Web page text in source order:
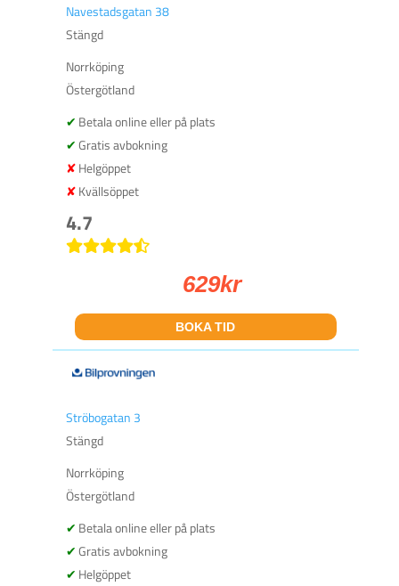
Navestadsgatan 38
Stängd
Norrköping
Östergötland
Betala online eller på plats
Gratis avbokning
Helgöppet
Kvällsöppet
4.7
629kr
BOKA TID
Ströbogatan 3
Stängd
Norrköping
Östergötland
Betala online eller på plats
Gratis avbokning
Helgöppet